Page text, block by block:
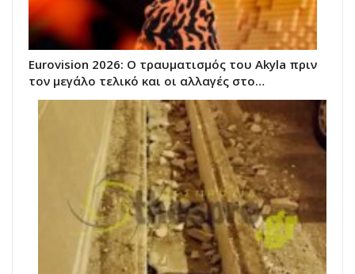
Eurovision 2026: Ο τραυματισμός του Akyla πριν
τον μεγάλο τελικό και οι αλλαγές στο…